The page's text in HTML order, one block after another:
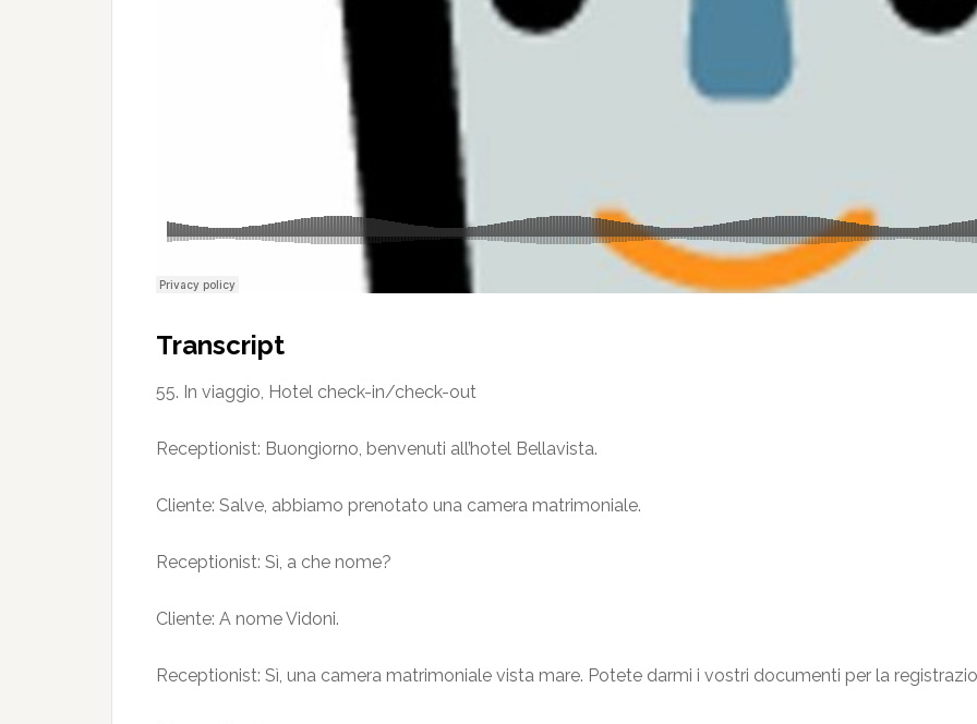
Transcript
55. In viaggio, Hotel check-in/check-out
Receptionist: Buongiorno, benvenuti all’hotel Bellavista.
Cliente: Salve, abbiamo prenotato una camera matrimoniale.
Receptionist: Sì, a che nome?
Cliente: A nome Vidoni.
Receptionist: Sì, una camera matrimoniale vista mare. Potete darmi i vostri documenti per la